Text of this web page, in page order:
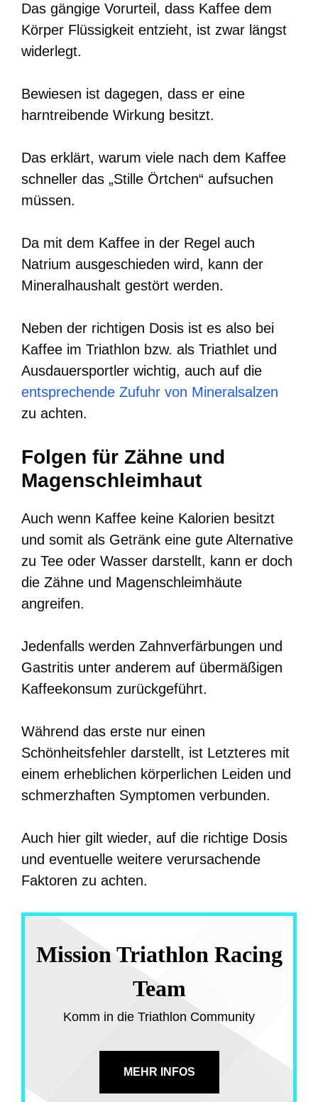
Das gängige Vorurteil, dass Kaffee dem
Körper Flüssigkeit entzieht, ist zwar längst
widerlegt.
Bewiesen ist dagegen, dass er eine
harntreibende Wirkung besitzt.
Das erklärt, warum viele nach dem Kaffee
schneller das „Stille Örtchen“ aufsuchen
müssen.
Da mit dem Kaffee in der Regel auch
Natrium ausgeschieden wird, kann der
Mineralhaushalt gestört werden.
Neben der richtigen Dosis ist es also bei
Kaffee im Triathlon bzw. als Triathlet und
Ausdauersportler wichtig, auch auf die
entsprechende Zufuhr von Mineralsalzen
zu achten.
Folgen für Zähne und
Magenschleimhaut
Auch wenn Kaffee keine Kalorien besitzt
und somit als Getränk eine gute Alternative
zu Tee oder Wasser darstellt, kann er doch
die Zähne und Magenschleimhäute
angreifen.
Jedenfalls werden Zahnverfärbungen und
Gastritis unter anderem auf übermäßigen
Kaffeekonsum zurückgeführt.
Während das erste nur einen
Schönheitsfehler darstellt, ist Letzteres mit
einem erheblichen körperlichen Leiden und
schmerzhaften Symptomen verbunden.
Auch hier gilt wieder, auf die richtige Dosis
und eventuelle weitere verursachende
Faktoren zu achten.
Mission Triathlon Racing
Team
Komm in die Triathlon Community
MEHR INFOS